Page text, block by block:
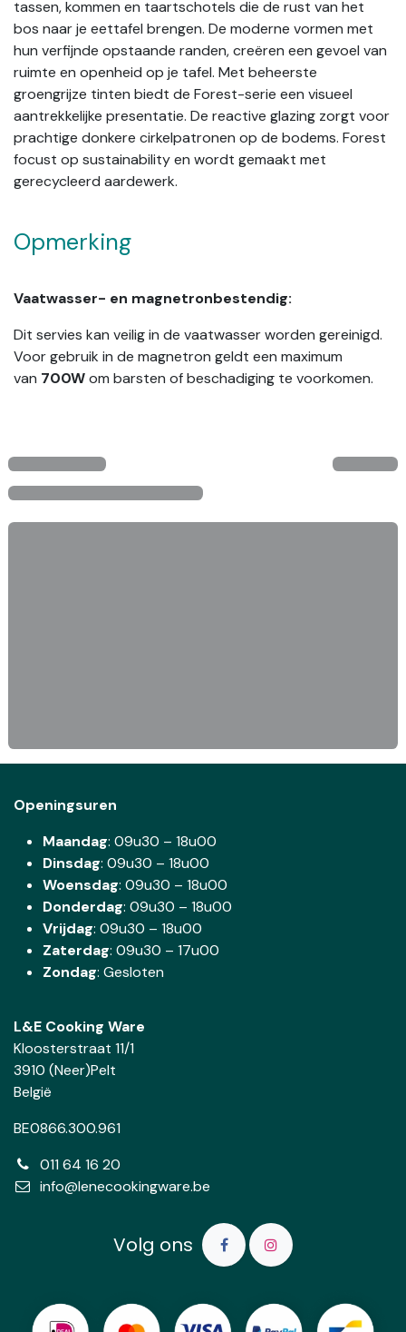
tassen, kommen en taartschotels die de rust van het
bos naar je eettafel brengen. De moderne vormen met
hun verfijnde opstaande randen, creëren een gevoel van
ruimte en openheid op je tafel. Met beheerste
groengrijze tinten biedt de Forest-serie een visueel
aantrekkelijke presentatie. De reactive glazing zorgt voor
prachtige donkere cirkelpatronen op de bodems. Forest
focust op sustainability en wordt gemaakt met
gerecycleerd aardewerk.
Opmerking
Vaatwasser- en magnetronbestendig:
Dit servies kan veilig in de vaatwasser worden gereinigd.
Voor gebruik in de magnetron geldt een maximum
van 700Wom barsten of beschadiging te voorkomen.
Openingsuren
Maandag: 09u30 – 18u00
Dinsdag: 09u30 – 18u00
Woensdag: 09u30 – 18u00
Donderdag: 09u30 – 18u00
Vrijdag: 09u30 – 18u00
Zaterdag: 09u30 – 17u00
Zondag: Gesloten
L&E Cooking Ware
Kloosterstraat 11/1
3910 (Neer)Pelt
België
BE0866.300.961
011 64 16 20
info@lenecookingware.be
Volg ons